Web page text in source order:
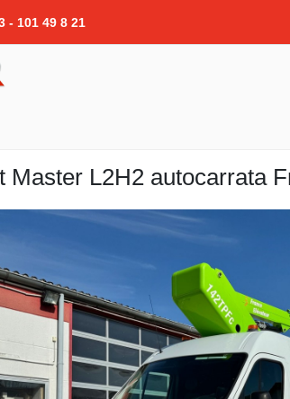
- 101 49 8 21
Master L2H2 autocarrata